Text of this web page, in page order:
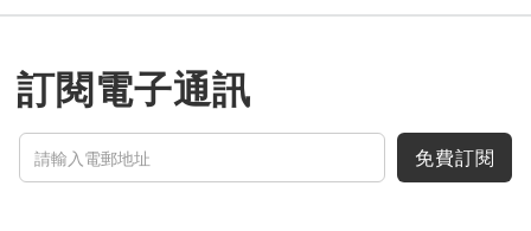
訂閱電子通訊
免費訂閱